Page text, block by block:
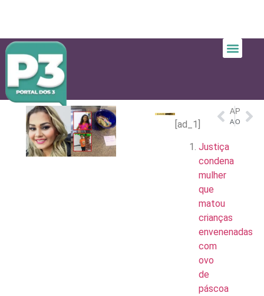
[ad_1]
Justiça
condena
mulher
que
matou
crianças
envenenadas
com
ovo
de
páscoa
ANTERIOR
Anvisa aprova medicamento não hormonal inédito para menopausa
PRÓXIMO
O movimento católico ultraconservador que desafia o papa e cresce no Brasil com missa em latim e padre de costas – G1